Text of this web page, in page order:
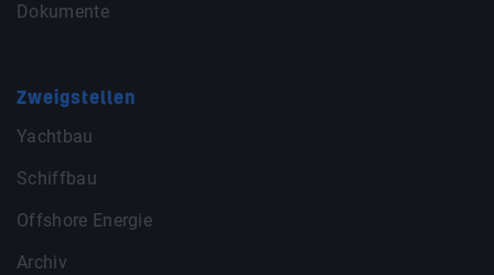
Dokumente
Zweigstellen
Yachtbau
Schiffbau
Offshore Energie
Archiv